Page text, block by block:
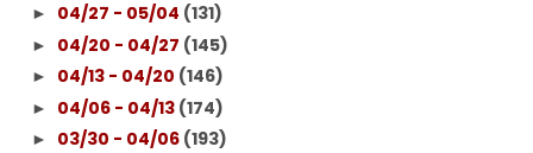
► 04/27 - 05/04 (131)
► 04/20 - 04/27 (145)
► 04/13 - 04/20 (146)
► 04/06 - 04/13 (174)
► 03/30 - 04/06 (193)